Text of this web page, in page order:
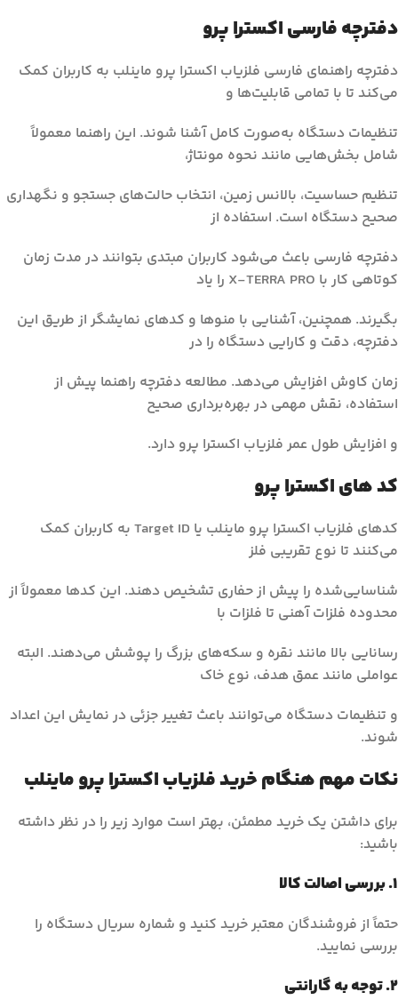
دفترچه فارسی اکسترا پرو
دفترچه راهنمای فارسی فلزیاب اکسترا پرو ماینلب به کاربران کمک
می‌کند تا با تمامی قابلیت‌ها و
تنظیمات دستگاه به‌صورت کامل آشنا شوند. این راهنما معمولاً
شامل بخش‌هایی مانند نحوه مونتاژ،
تنظیم حساسیت، بالانس زمین، انتخاب حالت‌های جستجو و نگهداری
صحیح دستگاه است. استفاده از
دفترچه فارسی باعث می‌شود کاربران مبتدی بتوانند در مدت زمان
کوتاهی کار با X-TERRA PRO را یاد
بگیرند. همچنین، آشنایی با منوها و کدهای نمایشگر از طریق این
دفترچه، دقت و کارایی دستگاه را در
زمان کاوش افزایش می‌دهد. مطالعه دفترچه راهنما پیش از
استفاده، نقش مهمی در بهره‌برداری صحیح
و افزایش طول عمر فلزیاب اکسترا پرو دارد.
کد های اکسترا پرو
کدهای فلزیاب اکسترا پرو ماینلب یا Target ID به کاربران کمک
می‌کنند تا نوع تقریبی فلز
شناسایی‌شده را پیش از حفاری تشخیص دهند. این کدها معمولاً از
محدوده فلزات آهنی تا فلزات با
رسانایی بالا مانند نقره و سکه‌های بزرگ را پوشش می‌دهند. البته
عواملی مانند عمق هدف، نوع خاک
و تنظیمات دستگاه می‌توانند باعث تغییر جزئی در نمایش این اعداد
شوند.
نکات مهم هنگام خرید فلزیاب اکسترا پرو ماینلب
برای داشتن یک خرید مطمئن، بهتر است موارد زیر را در نظر داشته
باشید:
1. بررسی اصالت کالا
حتماً از فروشندگان معتبر خرید کنید و شماره سریال دستگاه را
بررسی نمایید.
2. توجه به گارانتی